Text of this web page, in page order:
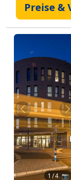
Preise
Zurück
1 / 4 📷